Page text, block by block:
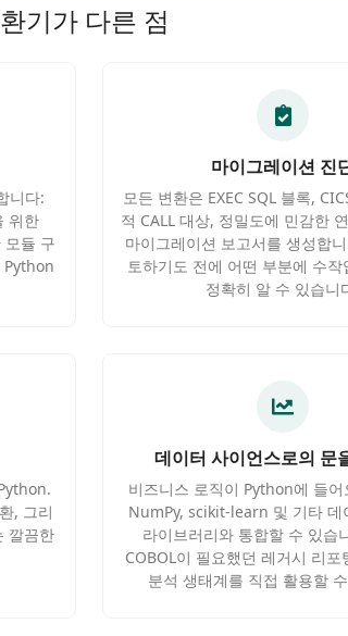
기가 다른 점
니다:
위한
듈 구
Python
마이그레이션 진
모든 변환은 EXEC SQL 블록,
적 CALL 대상, 정밀도에 민감한
마이그레이션 보고서를 생성합
토하기도 전에 어떤 부분에 수작
정확히 알 수 있습니
, 그리
깔끔한
데이터 사이언스로의 문
비즈니스 로직이 Python에 들
NumPy, scikit-learn 및 기타 데
라이브러리와 통합할 수 있습
COBOL이 필요했던 레거시 리
분석 생태계를 직접 활용할